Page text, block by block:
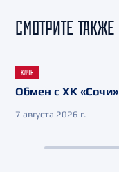
СМОТРИТЕ ТАКЖЕ
КЛУБ
Обмен с ХК «Сочи»
7 августа 2026 г.